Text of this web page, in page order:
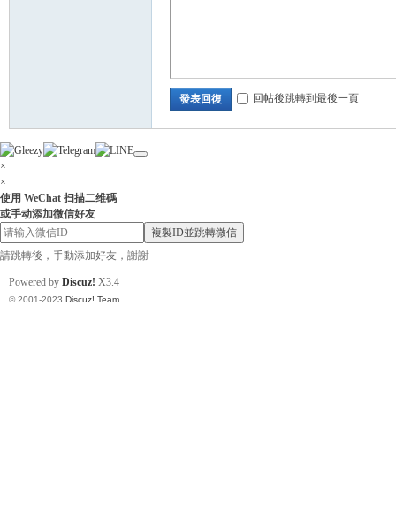
專
發表回復 回帖後跳轉到最後一頁
×
×
使用 WeChat 扫描二维碼
或手动添加微信好友
複製ID並跳轉微信
請跳轉後，手動添加好友，謝謝
Powered by Discuz! X3.4
© 2001-2023 Discuz! Team